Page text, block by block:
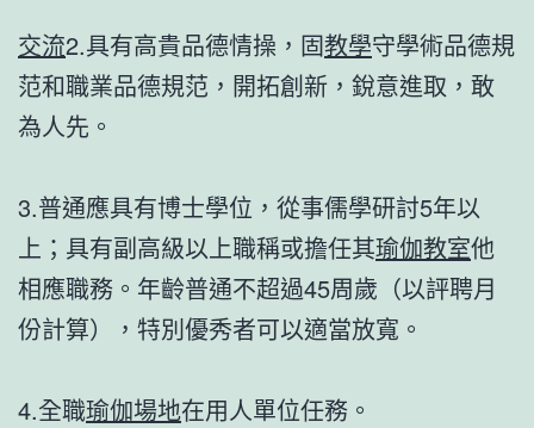
交流2.具有高貴品德情操，固教學守學術品德規
范和職業品德規范，開拓創新，銳意進取，敢
為人先。
3.普通應具有博士學位，從事儒學研討5年以
上；具有副高級以上職稱或擔任其瑜伽教室他
相應職務。年齡普通不超過45周歲（以評聘月
份計算），特別優秀者可以適當放寬。
4.全職瑜伽場地在用人單位任務。